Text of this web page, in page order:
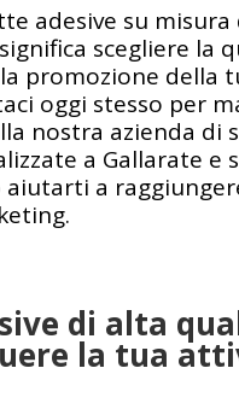
adesive su misura
scegliere la
promozione della
oggi stesso per
nostra azienda di
a Gallarate e
aiutarti a
di alta
la tua